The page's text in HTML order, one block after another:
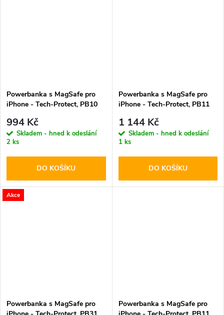
Powerbanka s MagSafe pro
iPhone - Tech-Protect, PB10
994 Kč
Skladem - hned k odeslání
2 ks
DO KOŠÍKU
Powerbanka s MagSafe pro
iPhone - Tech-Protect, PB11
1 144 Kč
Skladem - hned k odeslání
1 ks
DO KOŠÍKU
Akce
Powerbanka s MagSafe pro
Powerbanka s MagSafe pro